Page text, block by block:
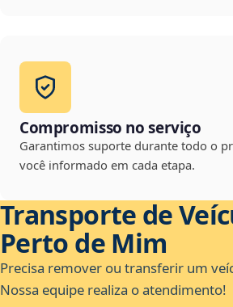
Compromisso no serviço
Garantimos suporte durante todo o
você informado em cada etapa.
Transporte de
Perto de Mim
Precisa remover ou transferir um
Nossa equipe realiza o atendimento!